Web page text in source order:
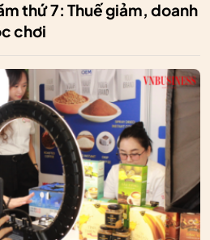
thứ 7: Thuế giảm, doanh
chơi